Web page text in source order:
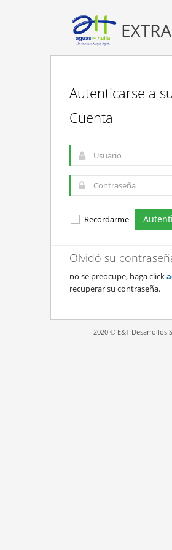
Autenticarse a su
Cuenta
Recordarme
Olvidó su
no se preocupe, haga click
recuperar su contraseña.
2020 © E&T Desarrollos